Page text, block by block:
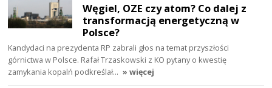
Węgiel, OZE czy atom? Co dalej z
transformacją energetyczną w
Polsce?
Kandydaci na prezydenta RP zabrali głos na temat przyszłości
górnictwa w Polsce. Rafał Trzaskowski z KO pytany o kwestię
zamykania kopalń podkreślał… » więcej